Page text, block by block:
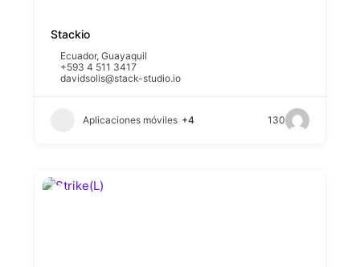
Stackio
Ecuador,Guayaquil
+593 4 511 3417
davidsolis@stack-studio.io
Aplicaciones móviles +4 130